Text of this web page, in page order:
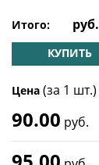
Итого: руб.
КУПИТЬ
Цена (за 1 шт.)
90.00 руб.